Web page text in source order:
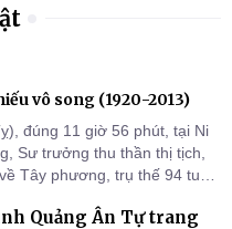
vô song (1920-2013)
đúng 11 giờ 56 phút, tại Ni
Sư trưởng thu thần thị tịch,
Tây phương, trụ thế 94 tuổi
Quảng Ân Tự trang